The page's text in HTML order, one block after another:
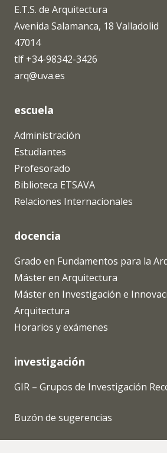
E.T.S. de Arquitectura
Avenida Salamanca, 18 Valladolid
47014
tlf +34-98342-3426
arq@uva.es
escuela
Administración
Estudiantes
Profesorado
Biblioteca ETSAVA
Relaciones Internacionales
docencia
Grado en Fundamentos para la
Máster en Arquitectura
Máster en Investigación e
Arquitectura
Horarios y exámenes
investigación
GIR – Grupos de Investigación
Buzón de sugerencias